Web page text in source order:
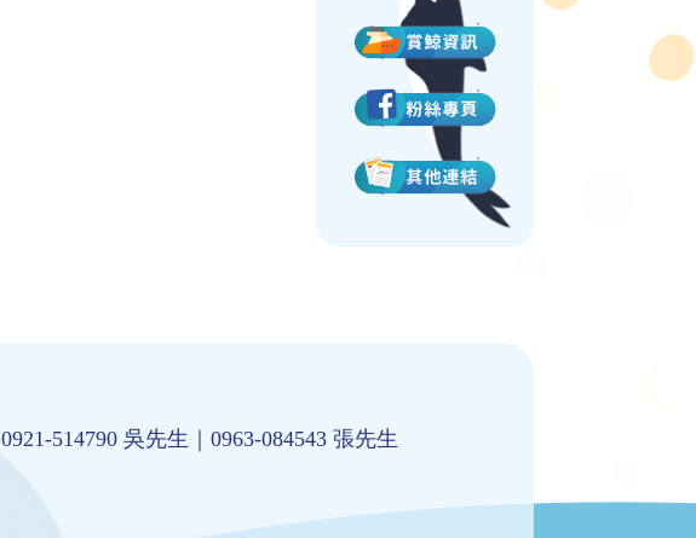
0921-514790 吳先生｜ 0963-084543 張先生